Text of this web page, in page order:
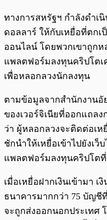
พร้อมเล่น
ทางการสหรัฐฯ กำลังดำเ
ดอลลาร์ ให้กับเหยื่อที่ตกเ
ออนไลน์ โดยพวกเขาถูกห
แพลตฟอร์มลงทุนคริปโตเ
เพื่อหลอกลวงนักลงทุน
ตามข้อมูลจากสำนักงานอั
ของเวอร์จิเนียที่ออกแถล
ว่า ผู้หลอกลวงจะติดต่อเห
ชักนำให้เหยื่อเข้าไปยังเว็
แพลตฟอร์มลงทุนคริปโต
เมื่อเหยื่อฝากเงินเข้ามา
ธนาคารมากกว่า 75 บัญชี
จะถูกส่งออกนอกประเทศ